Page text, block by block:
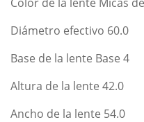
Diámetro efectivo 60.0
Base de la lente Base 4
Altura de la lente 42.0
Ancho de la lente 54.0